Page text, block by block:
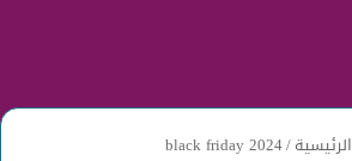
الرئيسية/
black friday 2024